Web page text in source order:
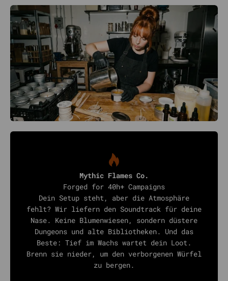
Mythic Flames Co.
Forged for 40h+ Campaigns
Dein Setup steht, aber die Atmosphäre
fehlt? Wir liefern den Soundtrack für deine
Nase. Keine Blumenwiesen, sondern düstere
Dungeons und alte Bibliotheken. Und das
Beste: Tief im Wachs wartet dein Loot.
Brenn sie nieder, um den verborgenen Würfel
zu bergen.